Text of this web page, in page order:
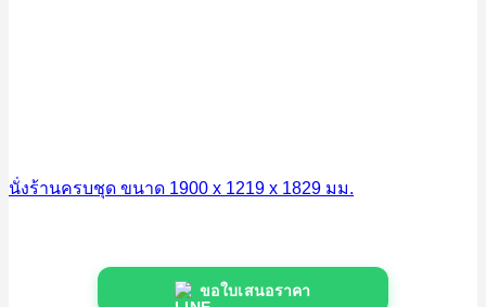
นั่งร้านครบชุด ขนาด 1900 x 1219 x 1829 มม.
ขอใบเสนอราคา